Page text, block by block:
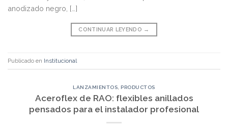
anodizado negro, […]
CONTINUAR LEYENDO →
Publicado en Institucional
LANZAMIENTOS ,PRODUCTOS
Aceroflex de RAO: flexibles anillados
pensados para el instalador profesional